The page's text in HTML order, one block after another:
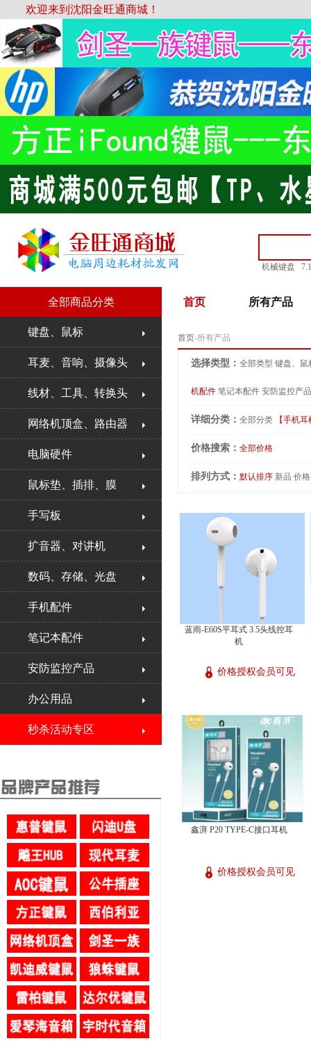
欢迎来到沈阳金旺通商城！
机械键盘
首页 所有产品
全部商品分类
键盘、鼠标
耳麦、音响、摄像头
线材、工具、转换头
网络机顶盒、路由器
电脑硬件
鼠标垫、插排、膜
手写板
扩音器、对讲机
数码、存储、光盘
手机配件
笔记本配件
安防监控产品
办公用品
秒杀活动专区
首页-所有产品
选择类型： 全部类型 键盘、鼠
机配件 笔记本配件 安防监控产品
详细分类： 全部分类 【手机
价格搜索： 全部价格
排列方式： 默认排序 新品 价
蓝雨-E60S平耳式 3.5头线控耳
机
价格授权会员可见
鑫湃 P20 TYPE-C接口耳机
价格授权会员可见